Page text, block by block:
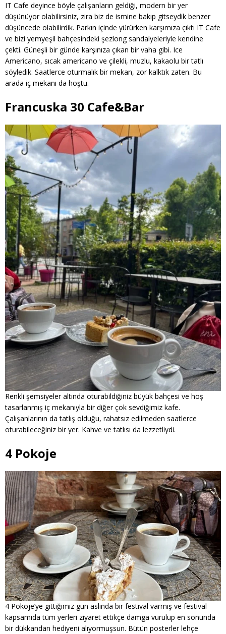
IT Cafe deyince böyle çalışanların geldiği, modern bir yer
düşünüyor olabilirsiniz, zira biz de ismine bakıp gitseydik benzer
düşüncede olabilirdik. Parkın içinde yürürken karşımıza çıktı IT Cafe
ve bizi yemyeşil bahçesindeki şezlong sandalyeleriyle kendine
çekti. Güneşli bir günde karşınıza çıkan bir vaha gibi. Ice
Americano, sıcak americano ve çilekli, muzlu, kakaolu bir tatlı
söyledik. Saatlerce oturmalık bir mekan, zor kalktık zaten. Bu
arada iç mekanı da hoştu.
Francuska 30 Cafe&Bar
Renkli şemsiyeler altında oturabildiğiniz büyük bahçesi ve hoş
tasarlanmış iç mekanıyla bir diğer çok sevdiğimiz kafe.
Çalışanlarının da tatlış olduğu, rahatsız edilmeden saatlerce
oturabileceğiniz bir yer. Kahve ve tatlısı da lezzetliydi.
4 Pokoje
4 Pokoje’ye gittiğimiz gün aslında bir festival varmış ve festival
kapsamıda tüm yerleri ziyaret ettikçe damga vurulup en sonunda
bir dükkandan hediyeni alıyormuşsun. Bütün posterler lehçe